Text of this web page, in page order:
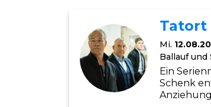
Tatort
Mi.
Ballauf und
Ein
Schenk